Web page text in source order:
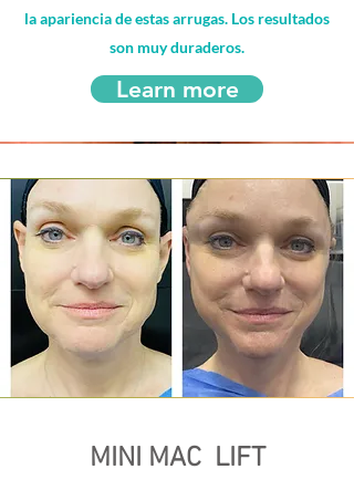
la apariencia de estas arrugas. Los resultados
son muy duraderos.
Learn more
MINI MAC LIFT